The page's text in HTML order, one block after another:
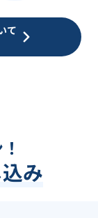
て
み